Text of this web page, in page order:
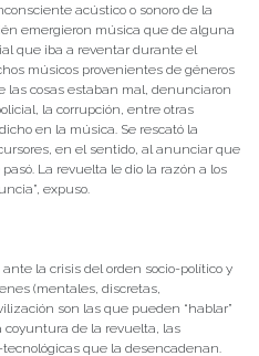
acústico o sonoro de la
emergieron música que de alguna
que iba a reventar durante el
músicos provenientes de géneros
las cosas estaban mal, denunciaron
la corrupción, entre otras
en la música. Se rescató la
en el sentido, al anunciar que
La revuelta le dio la razón a los
expuso.
la crisis del orden socio-político y
(mentales, discretas,
son las que pueden “hablar”
coyuntura de la revuelta, las
que la desencadenan.